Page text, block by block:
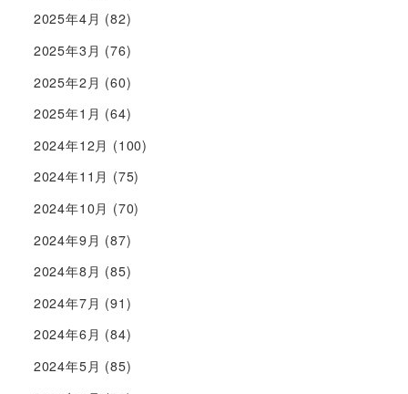
2025年4月 (82)
2025年3月 (76)
2025年2月 (60)
2025年1月 (64)
2024年12月 (100)
2024年11月 (75)
2024年10月 (70)
2024年9月 (87)
2024年8月 (85)
2024年7月 (91)
2024年6月 (84)
2024年5月 (85)